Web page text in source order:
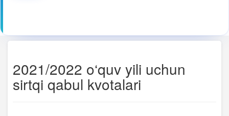
2021/2022 o‘quv yili uchun
sirtqi qabul kvotalari